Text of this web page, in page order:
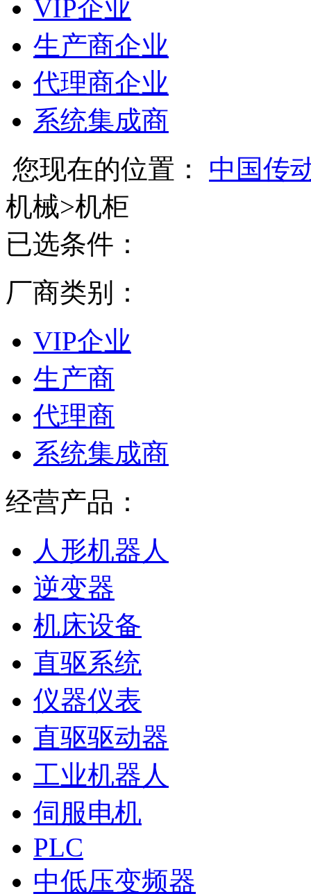
VIP企业
生产商企业
代理商企业
系统集成商
您现在的位置：
中国传
机械>机柜
已选条件：
厂商类别：
VIP企业
生产商
代理商
系统集成商
经营产品：
人形机器人
逆变器
机床设备
直驱系统
仪器仪表
直驱驱动器
工业机器人
伺服电机
PLC
中低压变频器